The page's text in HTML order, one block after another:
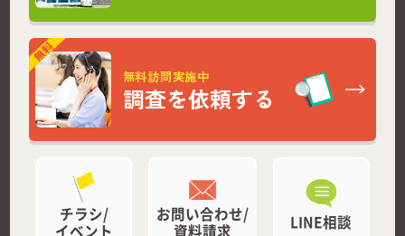
無料訪問実施中
調査を依頼する
チラシ/
イベント
お問い合わせ/
資料請求
LINE相談